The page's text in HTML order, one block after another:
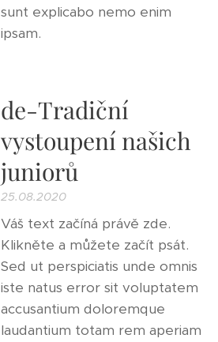
sunt explicabo nemo enim
ipsam.
de-Tradiční
vystoupení našich
juniorů
25.08.2020
Váš text začíná právě zde.
Klikněte a můžete začít psát.
Sed ut perspiciatis unde omnis
iste natus error sit voluptatem
accusantium doloremque
laudantium totam rem aperiam